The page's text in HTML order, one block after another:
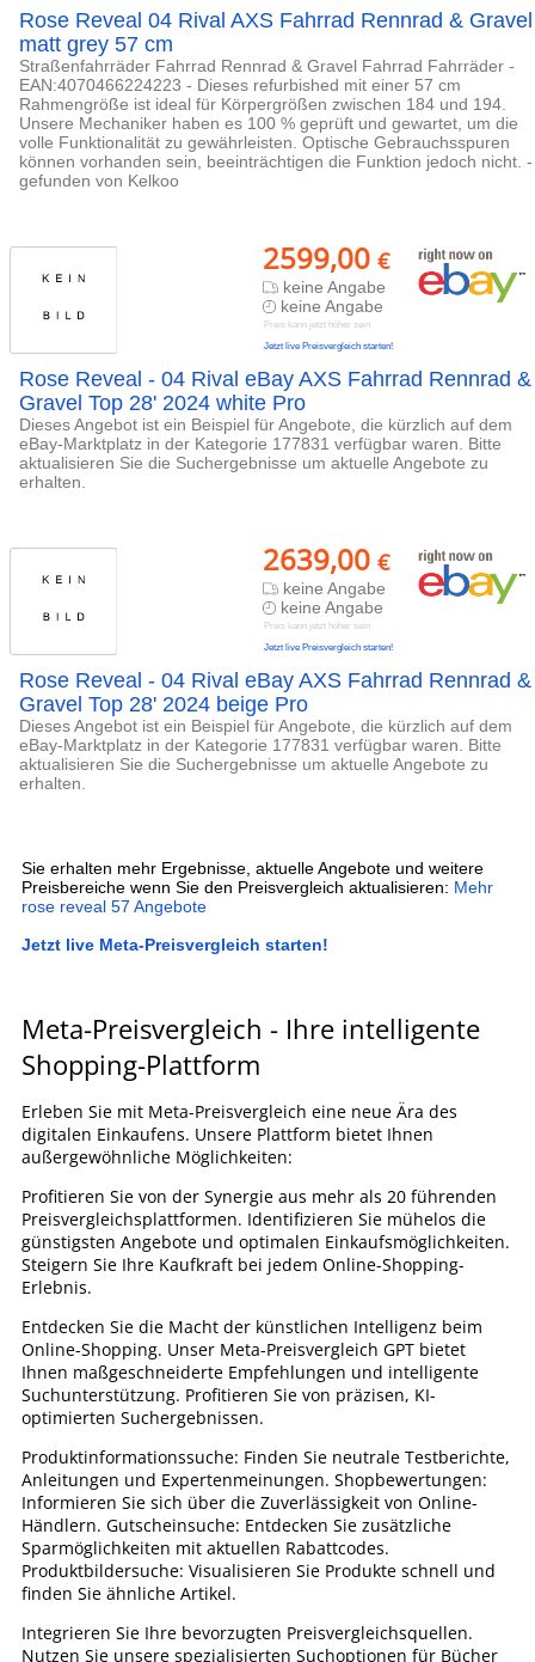
Rose Reveal 04 Rival AXS Fahrrad Rennrad & Gravel
matt grey 57 cm
Straßenfahrräder Fahrrad Rennrad & Gravel Fahrrad Fahrräder -
EAN:4070466224223 - Dieses refurbished mit einer 57 cm
Rahmengröße ist ideal für Körpergrößen zwischen 184 und 194.
Unsere Mechaniker haben es 100 % geprüft und gewartet, um die
volle Funktionalität zu gewährleisten. Optische Gebrauchsspuren
können vorhanden sein, beeinträchtigen die Funktion jedoch nicht. -
gefunden von Kelkoo
2599,00 €
keine Angabe
keine Angabe
Preis kann jetzt höher sein
Jetzt live Preisvergleich starten!
Rose Reveal - 04 Rival eBay AXS Fahrrad Rennrad &
Gravel Top 28' 2024 white Pro
Dieses Angebot ist ein Beispiel für Angebote, die kürzlich auf dem
eBay-Marktplatz in der Kategorie 177831 verfügbar waren. Bitte
aktualisieren Sie die Suchergebnisse um aktuelle Angebote zu
erhalten.
2639,00 €
keine Angabe
keine Angabe
Preis kann jetzt höher sein
Jetzt live Preisvergleich starten!
Rose Reveal - 04 Rival eBay AXS Fahrrad Rennrad &
Gravel Top 28' 2024 beige Pro
Dieses Angebot ist ein Beispiel für Angebote, die kürzlich auf dem
eBay-Marktplatz in der Kategorie 177831 verfügbar waren. Bitte
aktualisieren Sie die Suchergebnisse um aktuelle Angebote zu
erhalten.
Sie erhalten mehr Ergebnisse, aktuelle Angebote und weitere
Preisbereiche wenn Sie den Preisvergleich aktualisieren: Mehr
rose reveal 57 Angebote
Jetzt live Meta-Preisvergleich starten!
Meta-Preisvergleich - Ihre intelligente
Shopping-Plattform
Erleben Sie mit Meta-Preisvergleich eine neue Ära des
digitalen Einkaufens. Unsere Plattform bietet Ihnen
außergewöhnliche Möglichkeiten:
Profitieren Sie von der Synergie aus mehr als 20 führenden
Preisvergleichsplattformen. Identifizieren Sie mühelos die
günstigsten Angebote und optimalen Einkaufsmöglichkeiten.
Steigern Sie Ihre Kaufkraft bei jedem Online-Shopping-
Erlebnis.
Entdecken Sie die Macht der künstlichen Intelligenz beim
Online-Shopping. Unser Meta-Preisvergleich GPT bietet
Ihnen maßgeschneiderte Empfehlungen und intelligente
Suchunterstützung. Profitieren Sie von präzisen, KI-
optimierten Suchergebnissen.
Produktinformationssuche: Finden Sie neutrale Testberichte,
Anleitungen und Expertenmeinungen. Shopbewertungen:
Informieren Sie sich über die Zuverlässigkeit von Online-
Händlern. Gutscheinsuche: Entdecken Sie zusätzliche
Sparmöglichkeiten mit aktuellen Rabattcodes.
Produktbildersuche: Visualisieren Sie Produkte schnell und
finden Sie ähnliche Artikel.
Integrieren Sie Ihre bevorzugten Preisvergleichsquellen.
Nutzen Sie unsere spezialisierten Suchoptionen für Bücher